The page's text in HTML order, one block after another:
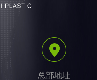
总部地址